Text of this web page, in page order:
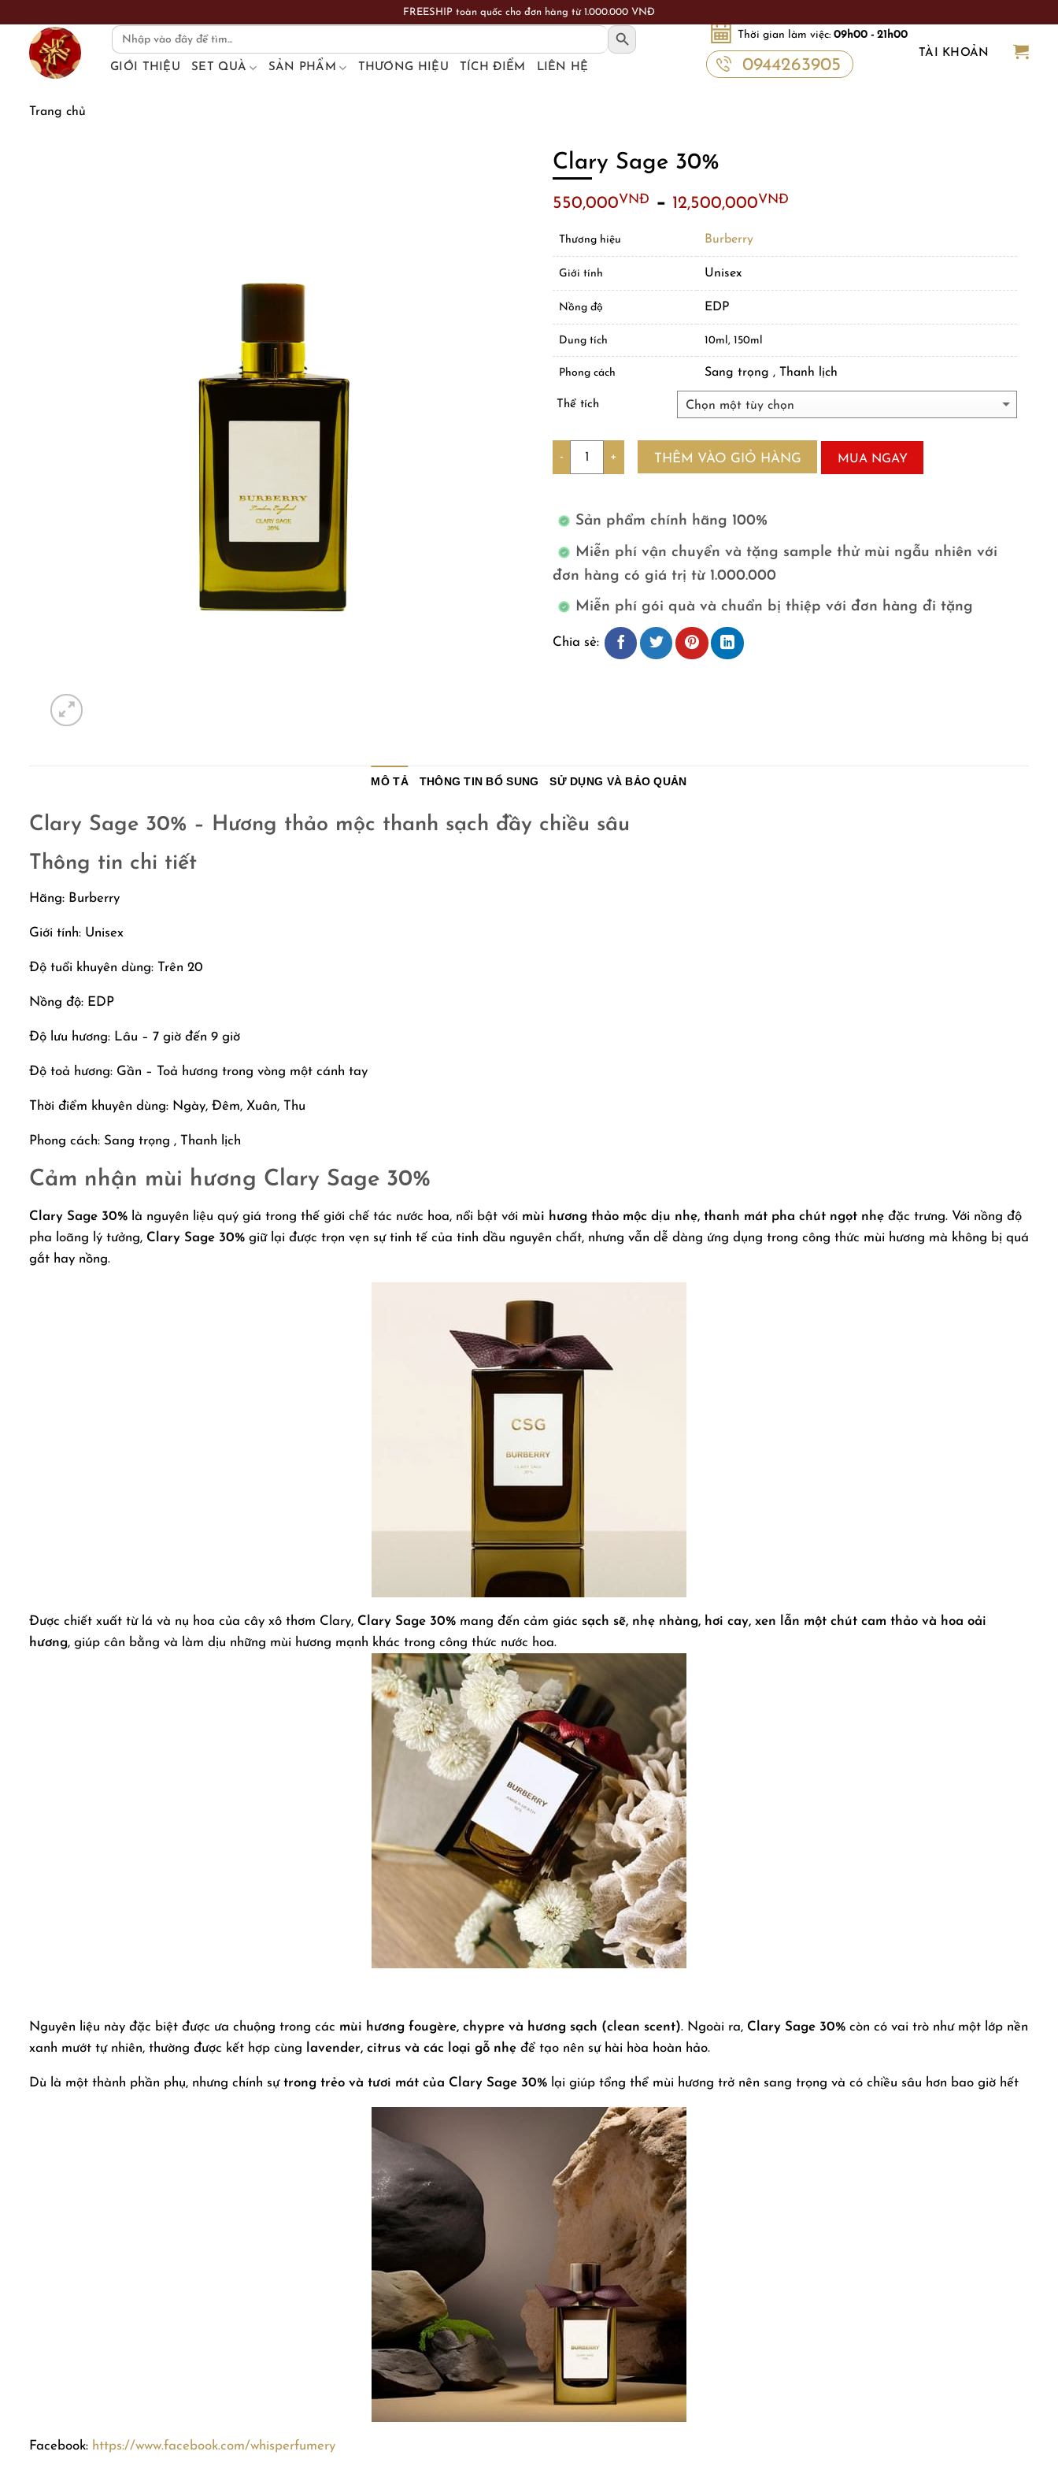
content
FREESHIP toàn quốc cho đơn hàng từ 1.000.000 VNĐ
Search
SEARCH BUTTON
GIỚI THIỆU SET QUÀ SẢN PHẨM THƯƠNG HIỆU TÍCH ĐIỂM LIÊN HỆ
Thời gian làm việc: 09h00 - 21h00
0944263905
TÀI KHOẢN
Trang chủ
Clary Sage 30%
550,000VNĐ – 12,500,000VNĐ
Thương hiệu Burberry
Giới tính Unisex
Nồng độ EDP
Dung tích 10ml, 150ml
Phong cách Sang trọng , Thanh lịch
Thể tích
Số lượng
THÊM VÀO GIỎ HÀNG MUA NGAY
Sản phẩm chính hãng 100%
Miễn phí vận chuyển và tặng sample thử mùi ngẫu nhiên với
đơn hàng có giá trị từ 1.000.000
Miễn phí gói quà và chuẩn bị thiệp với đơn hàng đi tặng
Chia sẻ:
MÔ TẢ THÔNG TIN BỔ SUNG SỬ DỤNG VÀ BẢO QUẢN
Clary Sage 30% – Hương thảo mộc thanh sạch đầy chiều sâu
Thông tin chi tiết
Hãng: Burberry
Giới tính: Unisex
Độ tuổi khuyên dùng: Trên 20
Nồng độ: EDP
Độ lưu hương: Lâu – 7 giờ đến 9 giờ
Độ toả hương: Gần – Toả hương trong vòng một cánh tay
Thời điểm khuyên dùng: Ngày, Đêm, Xuân, Thu
Phong cách: Sang trọng , Thanh lịch
Cảm nhận mùi hương Clary Sage 30%
Clary Sage 30% là nguyên liệu quý giá trong thế giới chế tác nước hoa, nổi bật với mùi hương thảo mộc dịu nhẹ, thanh mát pha chút ngọt nhẹ đặc trưng. Với nồng độ
pha loãng lý tưởng, Clary Sage 30% giữ lại được trọn vẹn sự tinh tế của tinh dầu nguyên chất, nhưng vẫn dễ dàng ứng dụng trong công thức mùi hương mà không bị quá
gắt hay nồng.
Được chiết xuất từ lá và nụ hoa của cây xô thơm Clary, Clary Sage 30% mang đến cảm giác sạch sẽ, nhẹ nhàng, hơi cay, xen lẫn một chút cam thảo và hoa oải
hương, giúp cân bằng và làm dịu những mùi hương mạnh khác trong công thức nước hoa.
Nguyên liệu này đặc biệt được ưa chuộng trong các mùi hương fougère, chypre và hương sạch (clean scent). Ngoài ra, Clary Sage 30% còn có vai trò như một lớp nền
xanh mướt tự nhiên, thường được kết hợp cùng
lavender, citrus và các loại gỗ nhẹ để tạo nên sự hài hòa hoàn hảo.
Dù là một thành phần phụ, nhưng chính sự trong trẻo và tươi mát của Clary Sage 30% lại giúp tổng thể mùi hương trở nên sang trọng và có chiều sâu hơn bao giờ hết
Facebook: https://www.facebook.com/whisperfumery